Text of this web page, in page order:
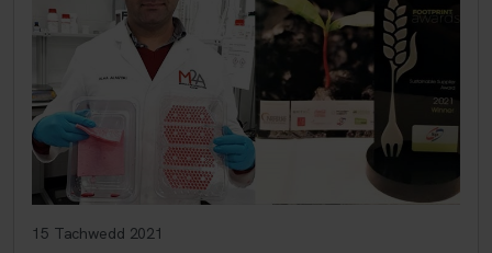
15 Tachwedd 2021